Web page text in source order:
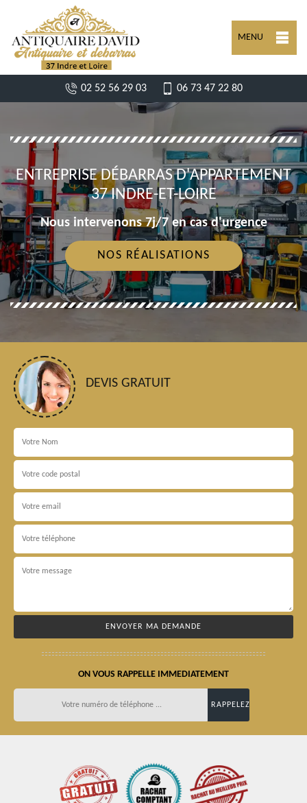
MENU
02 52 56 29 03 06 73 47 22 80
ENTREPRISE DÉBARRAS D'APPARTEMENT
37 INDRE-ET-LOIRE
Nous intervenons 7j/7 en cas d'urgence
NOS RÉALISATIONS
DEVIS GRATUIT
ON VOUS RAPPELLE IMMEDIATEMENT